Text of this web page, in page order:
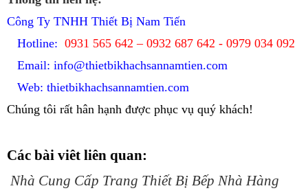
Công Ty TNHH Thiết Bị Nam Tiến
Hotline: 0931 565 642 – 0932 687 642 - 0979 034 092
Email: info@thietbikhachsannamtien.com
Web: thietbikhachsannamtien.com
Chúng tôi rất hân hạnh được phục vụ quý khách!
Các bài viêt liên quan:
Nhà Cung Cấp Trang Thiết Bị Bếp Nhà Hàng